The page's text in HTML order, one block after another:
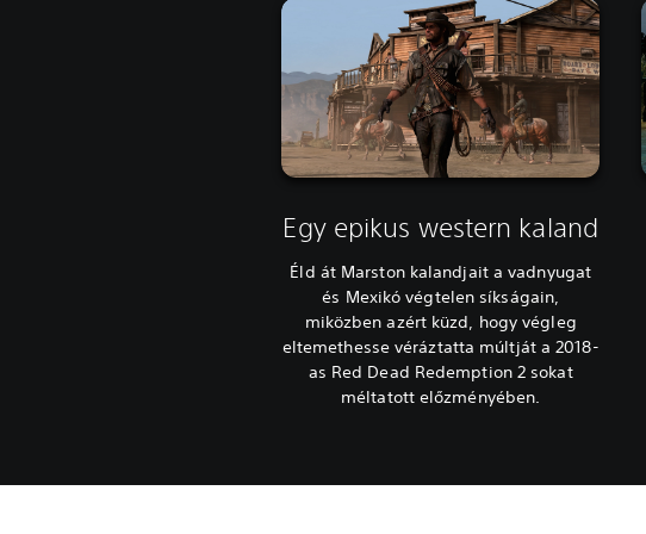
Egy epikus western kaland
Éld át Marston kalandjait a vadnyugat
és Mexikó végtelen síkságain,
miközben azért küzd, hogy végleg
eltemethesse véráztatta múltját a 2018-
as Red Dead Redemption 2 sokat
méltatott előzményében.